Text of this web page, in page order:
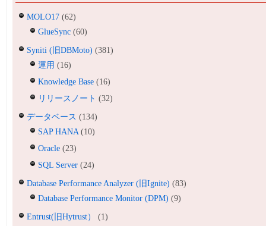
MOLO17 (62)
GlueSync (60)
Syniti (旧DBMoto) (381)
運用 (16)
Knowledge Base (16)
リリースノート (32)
データベース (134)
SAP HANA(10)
Oracle (23)
SQL Server (24)
Database Performance Analyzer (旧Ignite) (83)
Database Performance Monitor (DPM) (9)
Entrust(旧Hytrust）
(1)